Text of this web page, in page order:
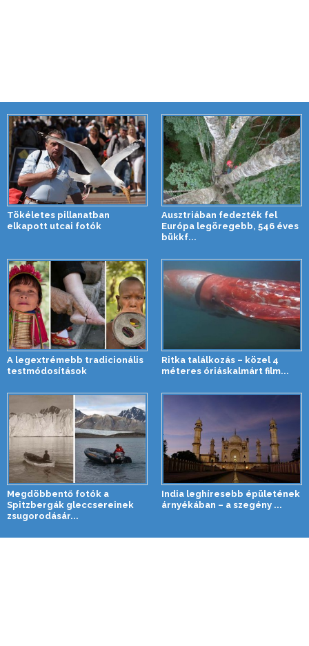
Tökéletes pillanatban
elkapott utcai fotók
Ausztriában fedezték fel
Európa legöregebb, 546 éves
bükkf...
A legextrémebb tradicionális
testmódosítások
Ritka találkozás – közel 4
méteres óriáskalmárt film...
Megdöbbentő fotók a
Spitzbergák gleccsereinek
zsugorodásár...
India leghíresebb épületének
árnyékában – a szegény ...